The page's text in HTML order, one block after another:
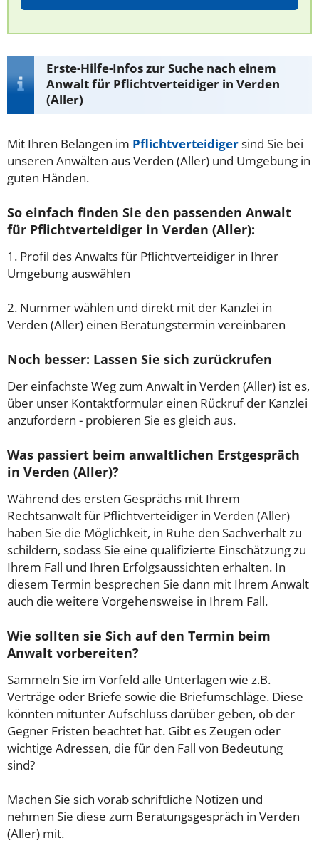
Erste-Hilfe-Infos zur Suche nach einem
Anwalt für Pflichtverteidiger in Verden
(Aller)
Mit Ihren Belangen im Pflichtverteidigersind Sie bei
unseren Anwälten aus Verden (Aller) und Umgebung in
guten Händen.
So einfach finden Sie den passenden Anwalt
für Pflichtverteidiger in Verden (Aller):
1. Profil des Anwalts für Pflichtverteidiger in Ihrer
Umgebung auswählen
2. Nummer wählen und direkt mit der Kanzlei in
Verden (Aller) einen Beratungstermin vereinbaren
Noch besser: Lassen Sie sich zurückrufen
Der einfachste Weg zum Anwalt in Verden (Aller) ist es,
über unser Kontaktformular einen Rückruf der Kanzlei
anzufordern - probieren Sie es gleich aus.
Was passiert beim anwaltlichen Erstgespräch
in Verden (Aller)?
Während des ersten Gesprächs mit Ihrem
Rechtsanwalt für Pflichtverteidiger in Verden (Aller)
haben Sie die Möglichkeit, in Ruhe den Sachverhalt zu
schildern, sodass Sie eine qualifizierte Einschätzung zu
Ihrem Fall und Ihren Erfolgsaussichten erhalten. In
diesem Termin besprechen Sie dann mit Ihrem Anwalt
auch die weitere Vorgehensweise in Ihrem Fall.
Wie sollten sie Sich auf den Termin beim
Anwalt vorbereiten?
Sammeln Sie im Vorfeld alle Unterlagen wie z.B.
Verträge oder Briefe sowie die Briefumschläge. Diese
könnten mitunter Aufschluss darüber geben, ob der
Gegner Fristen beachtet hat. Gibt es Zeugen oder
wichtige Adressen, die für den Fall von Bedeutung
sind?
Machen Sie sich vorab schriftliche Notizen und
nehmen Sie diese zum Beratungsgespräch in Verden
(Aller) mit.